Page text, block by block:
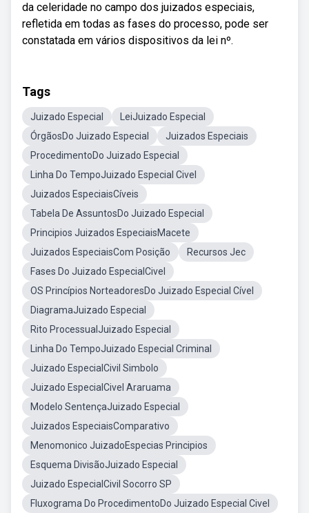
da celeridade no campo dos juizados especiais,
refletida em todas as fases do processo, pode ser
constatada em vários dispositivos da lei nº.
Tags
Juizado Especial
LeiJuizado Especial
ÓrgãosDo Juizado Especial
Juizados Especiais
ProcedimentoDo Juizado Especial
Linha Do TempoJuizado Especial Civel
Juizados EspeciaisCíveis
Tabela De AssuntosDo Juizado Especial
Principios Juizados EspeciaisMacete
Juizados EspeciaisCom Posição
Recursos Jec
Fases Do Juizado EspecialCivel
OS Princípios NorteadoresDo Juizado Especial Cível
DiagramaJuizado Especial
Rito ProcessualJuizado Especial
Linha Do TempoJuizado Especial Criminal
Juizado EspecialCivil Simbolo
Juizado EspecialCivel Araruama
Modelo SentençaJuizado Especial
Juizados EspeciaisComparativo
Menomonico JuizadoEspecias Principios
Esquema DivisãoJuizado Especial
Juizado EspecialCivil Socorro SP
Fluxograma Do ProcedimentoDo Juizado Especial Civel